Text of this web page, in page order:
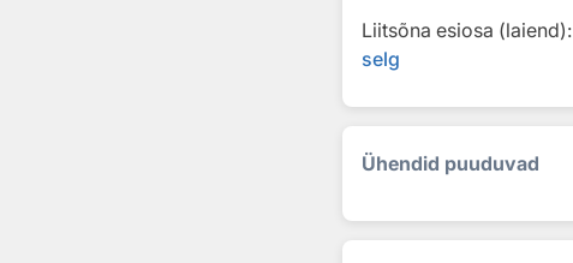
Liitsõna esiosa (laiend):
selg
Ühendid puuduvad